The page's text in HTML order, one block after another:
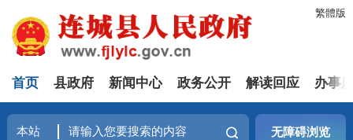
繁體版
首页 县政府 新闻中心 政务公开 解读回应 办事
无障碍浏览